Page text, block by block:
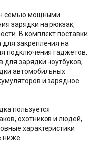
семью мощными
зарядки на рюкзак,
В комплект поставки
для закрепления на
подключения гаджетов,
для зарядки ноутбуков,
автомобильных
и зарядное
пользуется
охотников и людей,
характеристики
ниже…